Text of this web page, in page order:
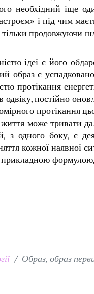
необхідний іще
і під чим
продовжуючи
ідеї є його
є
протікання
постійно
протікання
може тривати
з одного боку, є
кожної наявної
прикладною
Образ, образ